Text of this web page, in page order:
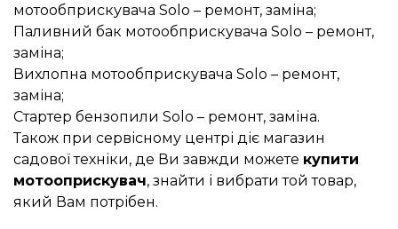
мотообприскувача Solo – ремонт, заміна;
Паливний бак мотообприскувача Solo – ремонт,
заміна;
Вихлопна мотообприскувача Solo – ремонт,
заміна;
Стартер бензопили Solo – ремонт, заміна.
Також при сервісному центрі діє магазин
садової техніки, де Ви завжди можете купити
мотооприскувач, знайти і вибрати той товар,
який Вам потрібен.